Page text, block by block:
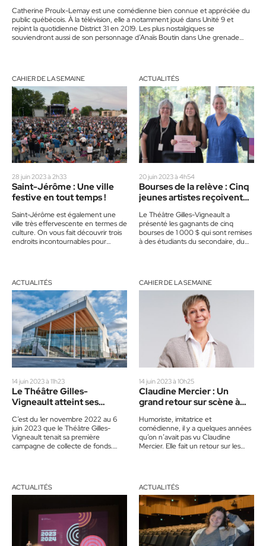
Catherine Proulx-Lemay est une comédienne bien connue et appréciée du
public québécois. À la télévision, elle a notamment joué dans Unité 9 et
rejoint la quotidienne District 31 en 2019. Les plus nostalgiques se
souviendront aussi de son personnage d’Anaïs Boutin dans Une grenade
CAHIER DE LA SEMAINE
28 juin 2023 à 2h33
Saint-Jérôme : Une ville
festive en tout temps !
Saint-Jérôme est également une
ville très effervescente en termes de
culture. On vous fait découvrir trois
endroits incontournables pour
ACTUALITÉS
20 juin 2023 à 4h54
Bourses de la relève : Cinq
jeunes artistes reçoivent
Le Théâtre Gilles-Vigneault a
présenté les gagnants de cinq
bourses de 1 000 $ qui sont remises
à des étudiants du secondaire, du
ACTUALITÉS
14 juin 2023 à 11h23
Le Théâtre Gilles-
Vigneault atteint ses
C’est du 1er novembre 2022 au 6
juin 2023 que le Théâtre Gilles-
Vigneault tenait sa première
campagne de collecte de fonds.
CAHIER DE LA SEMAINE
14 juin 2023 à 10h25
Claudine Mercier : Un
grand retour sur scène à
Humoriste, imitatrice et
comédienne, il y a quelques années
qu’on n’avait pas vu Claudine
Mercier. Elle fait un retour sur les
ACTUALITÉS ACTUALITÉS